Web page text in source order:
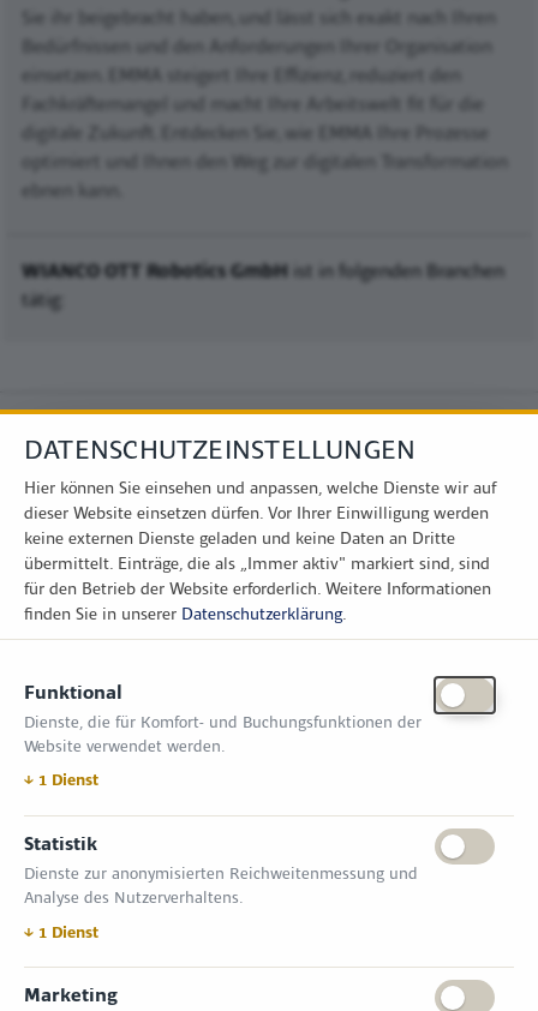
Sie ihr beigebracht haben, und lässt sich exakt nach Ihren
Bedürfnissen und den Anforderungen Ihrer Organisation
einsetzen. EMMA steigert Ihre Effizienz, reduziert den
Fachkräftemangel und macht Ihre Arbeitswelt fit für die
digitale Zukunft. Entdecken Sie, wie EMMA Ihre Prozesse
optimiert und Ihnen den Weg zur digitalen Transformation
ebnen kann.
WIANCO OTT Robotics GmbH ist in folgenden Branchen
tätig:
Zimper Media GmbH
Reinhardtstr. 31, 10117 Berlin
Tel.: +49 (0) 30 814 50 12 600
office@kommunal.de
ÖFFNUNGSZEITEN MESSE
18. November 2026 09:00 – 17:00 Uhr
19. November 2026 09:00 – 17:00 Uhr
VERANSTALTUNGSORT
Messe Erfurt GmbH
Gothaer Straße 34 | D-99094 Erfurt
DATENSCHUTZEINSTELLUNGEN
Hier können Sie einsehen und anpassen, welche Dienste wir auf
dieser Website einsetzen dürfen. Vor Ihrer Einwilligung werden
keine externen Dienste geladen und keine Daten an Dritte
übermittelt. Einträge, die als „Immer aktiv" markiert sind, sind
für den Betrieb der Website erforderlich. Weitere Informationen
finden Sie in unserer Datenschutzerklärung.
Funktional
Dienste, die für Komfort- und Buchungsfunktionen der
Website verwendet werden.
↓ 1 Dienst
Statistik
Dienste zur anonymisierten Reichweitenmessung und
Analyse des Nutzerverhaltens.
↓ 1 Dienst
Marketing